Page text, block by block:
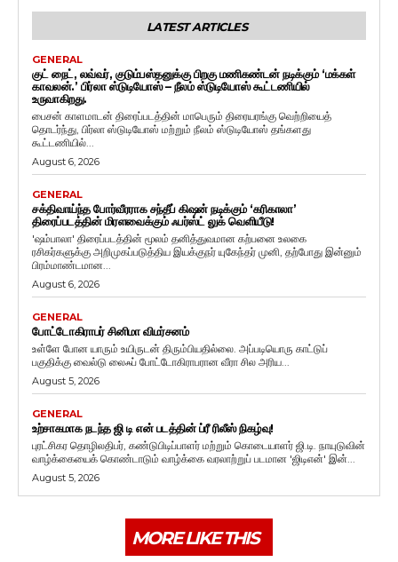
LATEST ARTICLES
GENERAL
குட் நைட், லவ்வர், குடும்பஸ்தனுக்கு பிறகு மணிகண்டன் நடிக்கும் ‘மக்கள்
காவலன்.’ பிர்லா ஸ்டுடியோஸ் – நீலம் ஸ்டுடியோஸ் கூட்டணியில்
உருவாகிறது.
பைசன் காளமாடன் திரைப்படத்தின் மாபெரும் திரையரங்கு வெற்றியைத்
தொடர்ந்து, பிர்லா ஸ்டுடியோஸ் மற்றும் நீலம் ஸ்டுடியோஸ் தங்களது
கூட்டணியில்...
August 6, 2026
GENERAL
சக்திவாய்ந்த போர்வீரராக சந்தீப் கிஷன் நடிக்கும் ‘கரிகாலா’
திரைப்படத்தின் மிரளவைக்கும் ஃபர்ஸ்ட் லுக் வெளியீடு!
'ஷம்பாலா' திரைப்படத்தின் மூலம் தனித்துவமான கற்பனை உலகை
ரசிகர்களுக்கு அறிமுகப்படுத்திய இயக்குநர் யுகேந்தர் முனி, தற்போது இன்னும்
பிரம்மாண்டமான...
August 6, 2026
GENERAL
போட்டோகிராபர் சினிமா விமர்சனம்
உள்ளே போன யாரும் உயிருடன் திரும்பியதில்லை. அப்படியொரு காட்டுப்
பகுதிக்கு வைல்டு லைஃப் போட்டோகிராபரான வீரா சில அரிய...
August 5, 2026
GENERAL
உற்சாகமாக நடந்த ஜி டி என் படத்தின் ப்ரீ ரிலீஸ் நிகழ்வு!
புரட்சிகர தொழிலதிபர், கண்டுபிடிப்பாளர் மற்றும் கொடையாளர் ஜி.டி. நாயுடுவின்
வாழ்க்கையைக் கொண்டாடும் வாழ்க்கை வரலாற்றுப் படமான 'ஜிடிஎன்' இன்...
August 5, 2026
MORE LIKE THIS